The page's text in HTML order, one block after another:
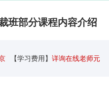
班部分课程内容介绍
【学习费用】 详询在线老师元